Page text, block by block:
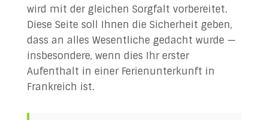
wird mit der gleichen Sorgfalt vorbereitet.
Diese Seite soll Ihnen die Sicherheit geben,
dass an alles Wesentliche gedacht wurde —
insbesondere, wenn dies Ihr erster
Aufenthalt in einer Ferienunterkunft in
Frankreich ist.